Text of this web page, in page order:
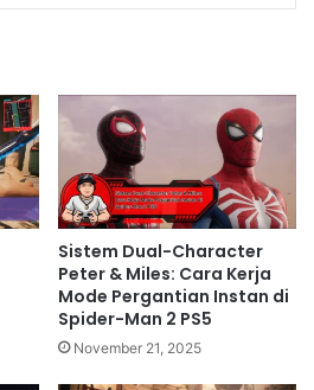
Sistem Dual-Character
Peter & Miles: Cara Kerja
Mode Pergantian Instan di
Spider-Man 2 PS5
November 21, 2025